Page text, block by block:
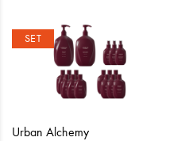
SET
Urban Alchemy